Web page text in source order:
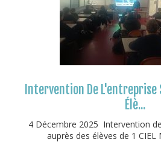
Intervention De L'entreprise
Élè...
4 Décembre 2025 Intervention
auprès des élèves de 1 CIEL